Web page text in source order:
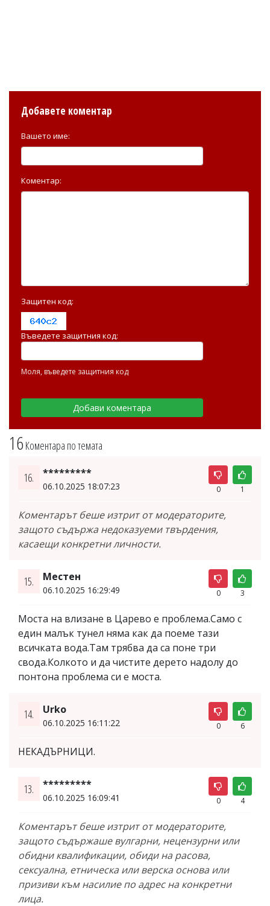
16Коментара по темата
16. *********
06.10.2025 18:07:23 0 1
Коментарът беше изтрит от модераторите,
защото съдържа недоказуеми твърдения,
касаещи конкретни личности.
15. Местен
06.10.2025 16:29:49 0 3
Моста на влизане в Царево е проблема.Само с
един малък тунел няма как да поеме тази
всичката вода.Там трябва да са поне три
свода.Колкото и да чистите дерето надолу до
понтона проблема си е моста.
14. Urko
06.10.2025 16:11:22 0 6
НЕКАДЪРНИЦИ.
13. *********
06.10.2025 16:09:41 0 4
Коментарът беше изтрит от модераторите,
защото съдържаше вулгарни, нецензурни или
обидни квалификации, обиди на расова,
сексуална, етническа или верска основа или
призиви към насилие по адрес на конкретни
лица.
Добавете коментар
Вашето име:
Коментар:
Защитен код:
Въведете защитния код:
Моля, въведете защитния код